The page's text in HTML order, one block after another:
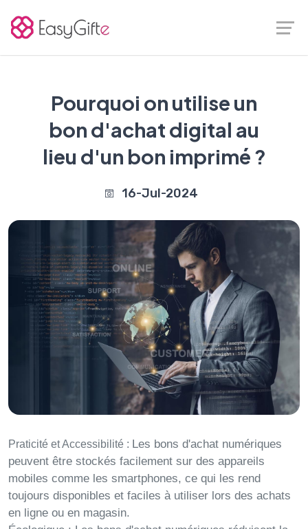
Pourquoi on utilise un
bon d'achat digital au
lieu d'un bon imprimé ?
16-Jul-2024
Praticité et Accessibilité : Les bons d'achat numériques
peuvent être stockés facilement sur des appareils
mobiles comme les smartphones, ce qui les rend
toujours disponibles et faciles à utiliser lors des achats
en ligne ou en magasin.